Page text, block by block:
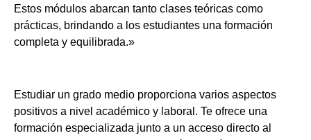
Estos módulos abarcan tanto clases teóricas como
prácticas, brindando a los estudiantes una formación
completa y equilibrada.»
Estudiar un grado medio proporciona varios aspectos
positivos a nivel académico y laboral. Te ofrece una
formación especializada junto a un acceso directo al